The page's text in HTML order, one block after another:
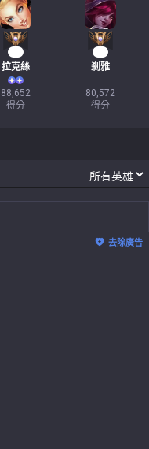
拉克絲
88,652
得分
剎雅
80,572
得分
去除廣告